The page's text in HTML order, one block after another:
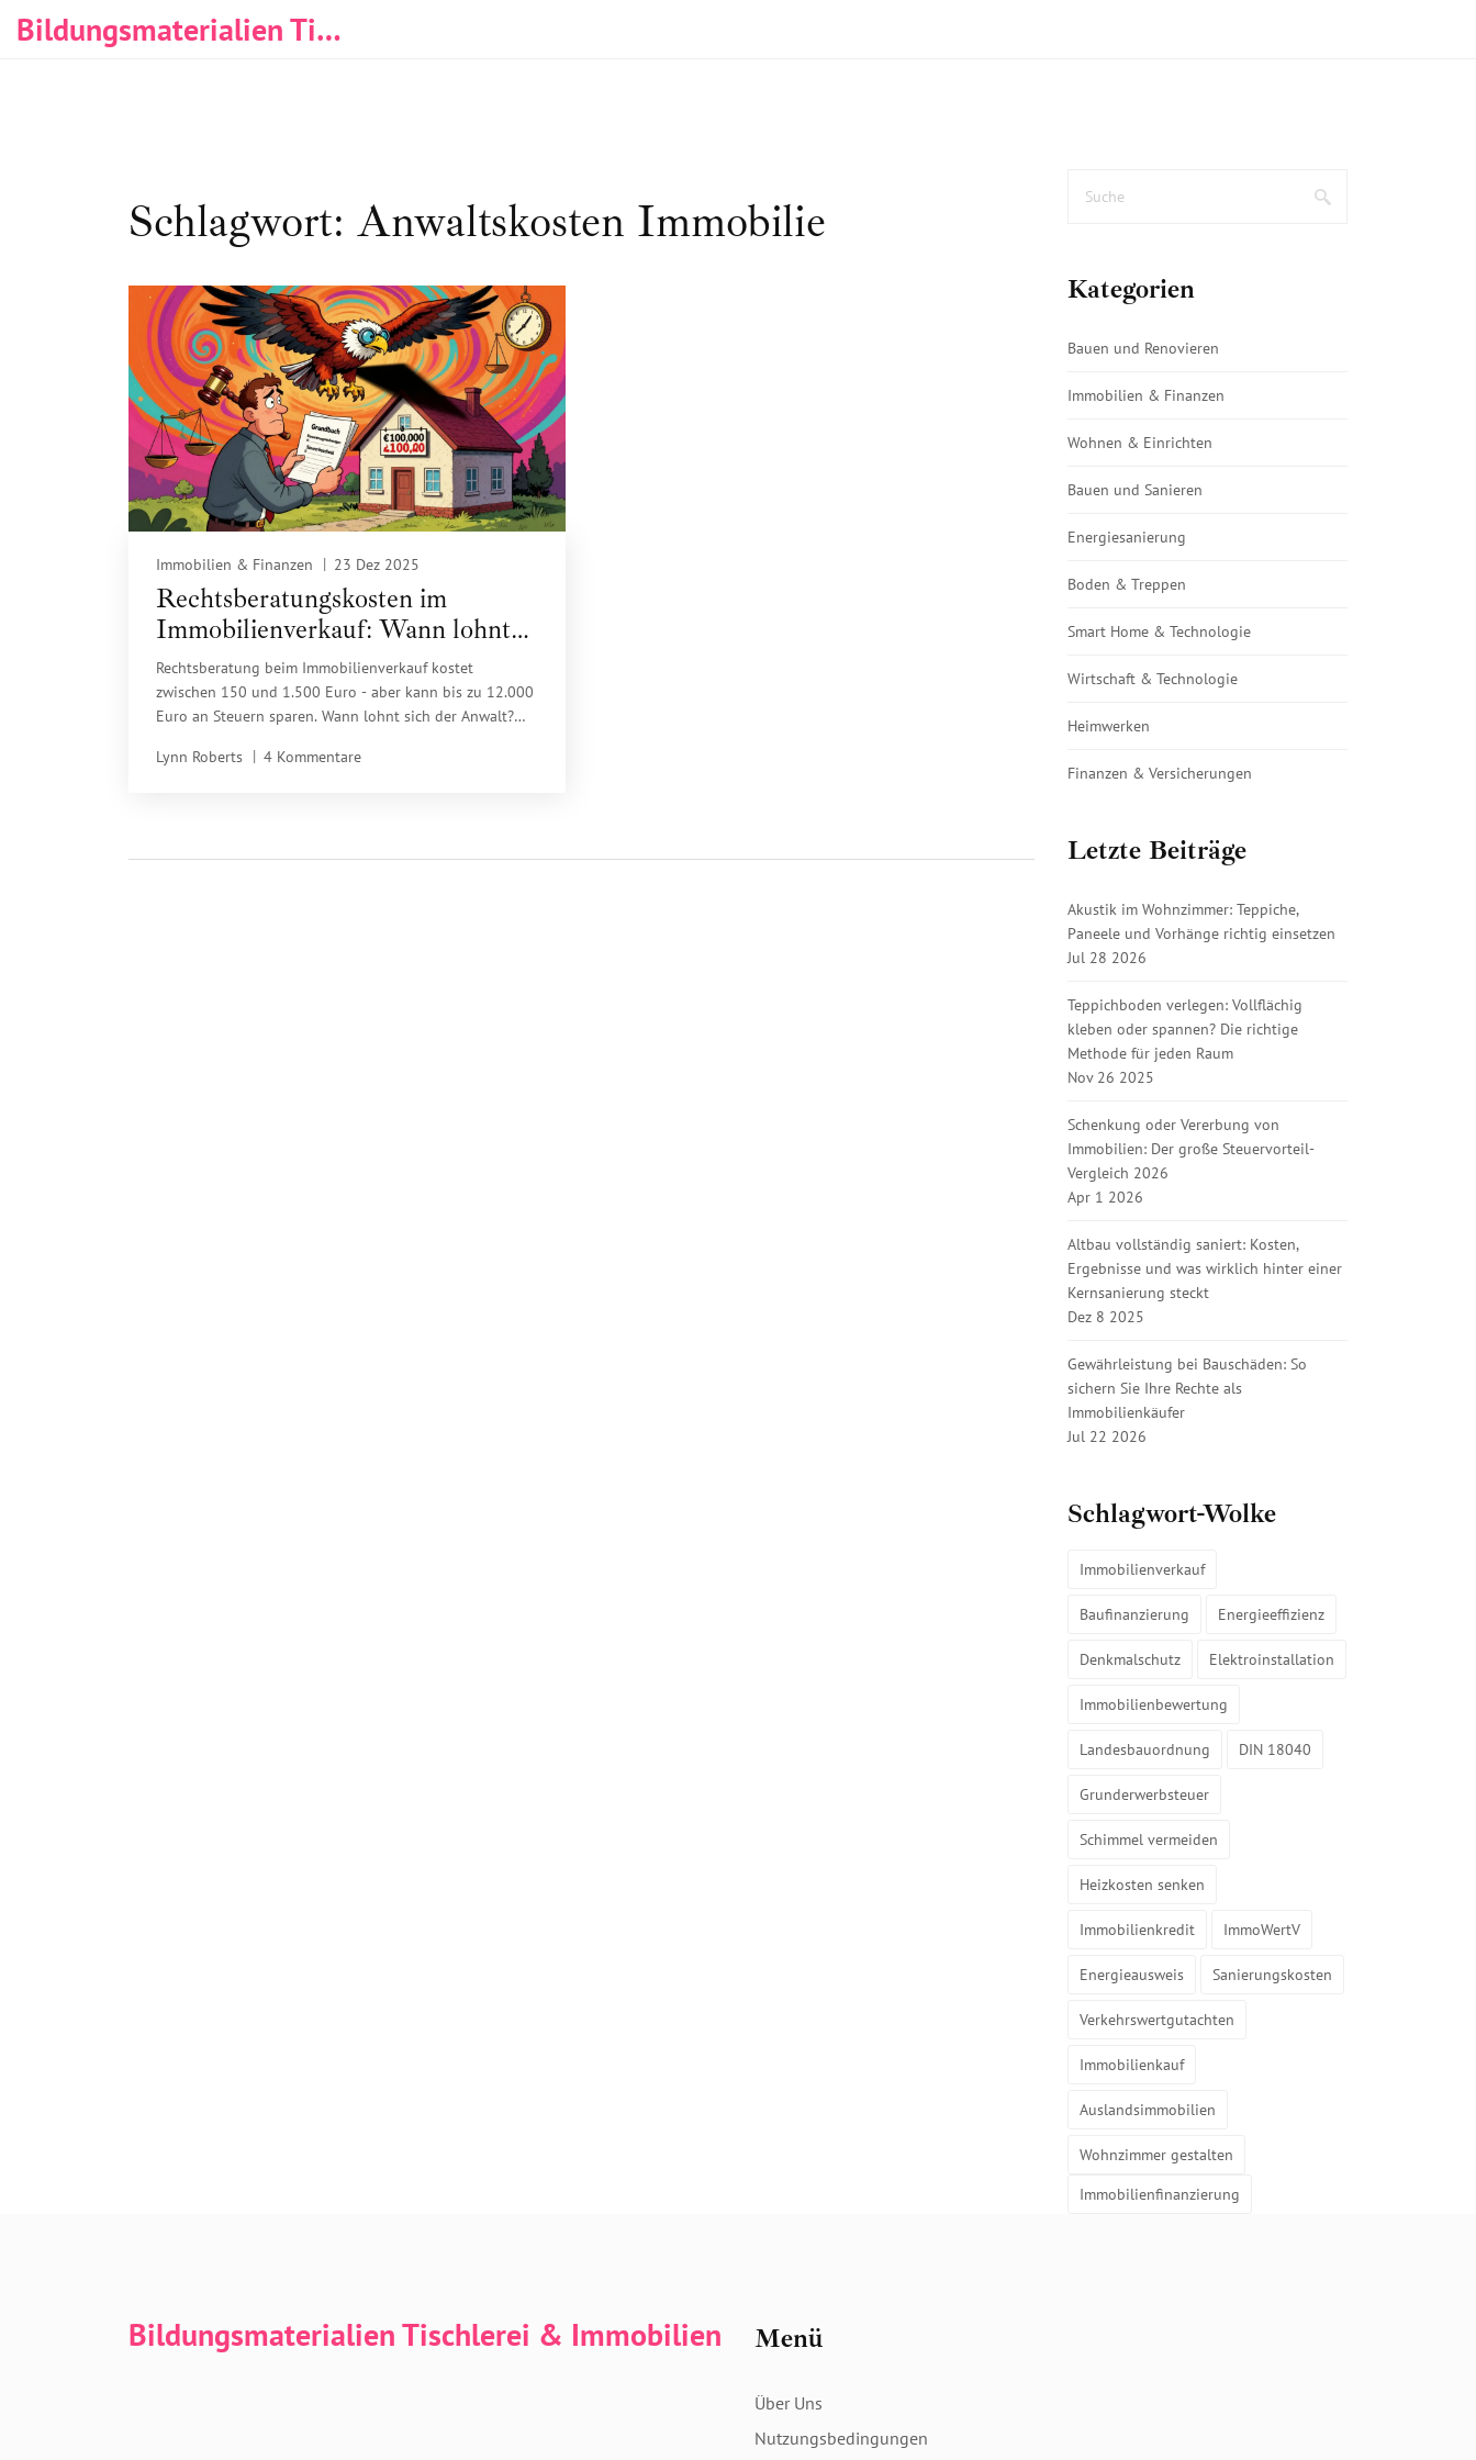
Bildungsmaterialien Tischlerei & Immobilien
Schlagwort: Anwaltskosten Immobilie
Immobilien & Finanzen 23 Dez 2025
Rechtsberatungskosten im
Immobilienverkauf: Wann lohnt
sich der Anwalt?
Rechtsberatung beim Immobilienverkauf kostet
zwischen 150 und 1.500 Euro - aber kann bis zu 12.000
Euro an Steuern sparen. Wann lohnt sich der Anwalt?
und wie du ihn richtig auswählst.
Lynn Roberts 4 Kommentare
Kategorien
Bauen und Renovieren
Immobilien & Finanzen
Wohnen & Einrichten
Bauen und Sanieren
Energiesanierung
Boden & Treppen
Smart Home & Technologie
Wirtschaft & Technologie
Heimwerken
Finanzen & Versicherungen
Letzte Beiträge
Akustik im Wohnzimmer: Teppiche,
Paneele und Vorhänge richtig einsetzen
Jul 28 2026
Teppichboden verlegen: Vollflächig
kleben oder spannen? Die richtige
Methode für jeden Raum
Nov 26 2025
Schenkung oder Vererbung von
Immobilien: Der große Steuervorteil-
Vergleich 2026
Apr 1 2026
Altbau vollständig saniert: Kosten,
Ergebnisse und was wirklich hinter einer
Kernsanierung steckt
Dez 8 2025
Gewährleistung bei Bauschäden: So
sichern Sie Ihre Rechte als
Immobilienkäufer
Jul 22 2026
Schlagwort-Wolke
Immobilienverkauf
Baufinanzierung Energieeffizienz
Denkmalschutz Elektroinstallation
Immobilienbewertung
Landesbauordnung DIN 18040
Grunderwerbsteuer
Schimmel vermeiden
Heizkosten senken
Immobilienkredit ImmoWertV
Energieausweis Sanierungskosten
Verkehrswertgutachten
Immobilienkauf
Auslandsimmobilien
Wohnzimmer gestalten
Immobilienfinanzierung
Bildungsmaterialien Tischlerei & Immobilien Menü
Über Uns
Nutzungsbedingungen